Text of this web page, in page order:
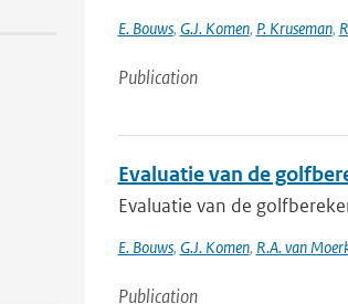
E. Bouws, G.J. Komen, P. Kruseman,
Publication
Evaluatie van de
Evaluatie van de
E. Bouws, G.J. Komen, R.A. van
Publication